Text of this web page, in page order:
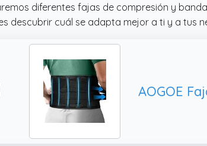
diferentes fajas de compresión y
descubrir cuál se adapta mejor a ti y a tus